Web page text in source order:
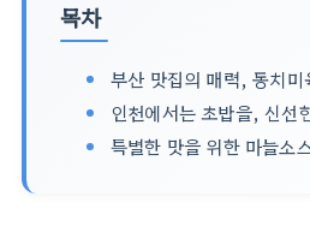
목차
부산 맛집의 매력, 동치
인천에서는 초밥을, 신선
특별한 맛을 위한 마늘소